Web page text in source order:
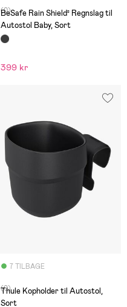
(0)
BeSafe Rain Shield² Regnslag til
Autostol Baby, Sort
399 kr
7 TILBAGE
(0)
Thule Kopholder til Autostol,
Sort